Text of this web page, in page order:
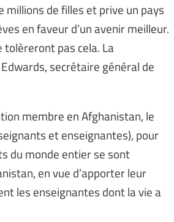
millions de filles et prive un pays
en faveur d’un avenir meilleur.
tolèreront pas cela. La
secrétaire général de
membre en Afghanistan, le
et enseignantes), pour
du monde entier se sont
en vue d’apporter leur
les enseignantes dont la vie a